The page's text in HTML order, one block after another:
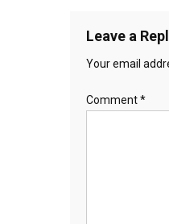
Leave a
Your email
Comment*